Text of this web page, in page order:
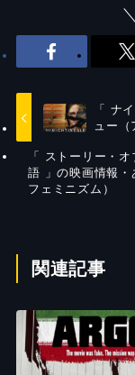
「 ナ
ュー（
「 ストーリー・
語 」の映画情報・
フェミニズム）
関連記事